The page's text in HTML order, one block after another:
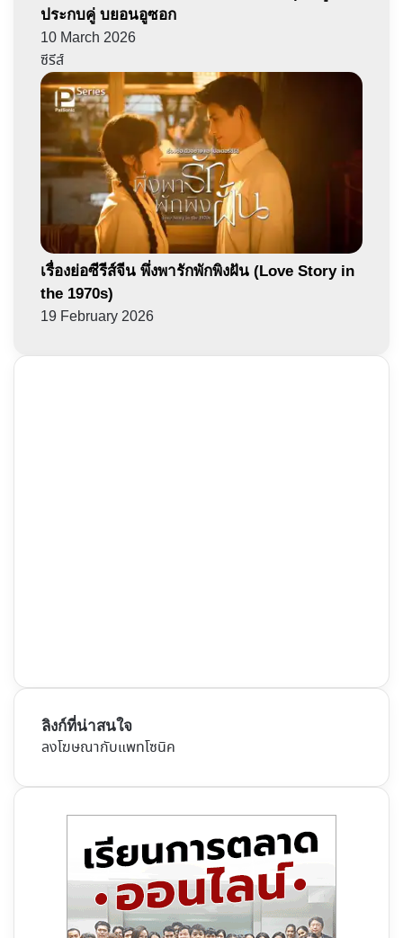
ประกบคู่ บยอนอูซอก
10 March 2026
ซีรีส์
เรื่องย่อซีรีส์จีน พึ่งพารักพักพิงฝัน (Love Story in
the 1970s)
19 February 2026
ลิงก์ที่น่าสนใจ
ลงโฆษณากับแพทโซนิค